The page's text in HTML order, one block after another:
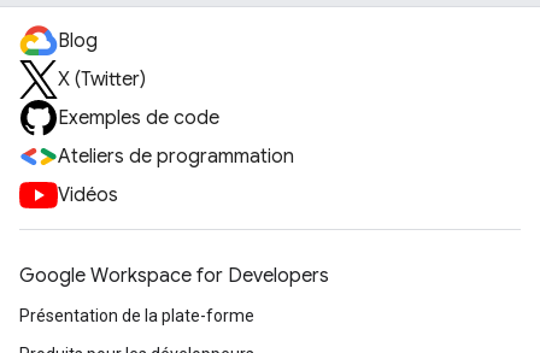
Blog
X (Twitter)
Exemples de code
Ateliers de programmation
Vidéos
Google Workspace for Developers
Présentation de la plate-forme